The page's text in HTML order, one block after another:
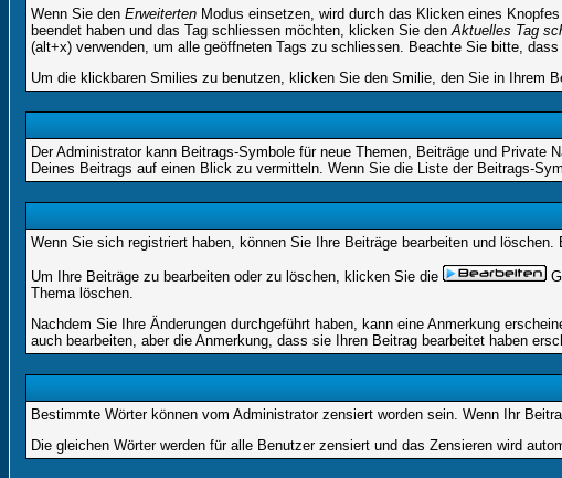
Wenn Sie den ErweitertenModus einsetzen, wird durch das Klicken eines
beendet haben und das Tag schliessen möchten, klicken Sie denAktuelles Tag
(alt+x) verwenden, um alle geöffneten Tags zu schliessen. Beachte Sie bitte,
Um die klickbaren Smilies zu benutzen, klicken Sie den Smilie, den Sie in Ihrem
Der Administrator kann Beitrags-Symbole für neue Themen, Beiträge und
Deines Beitrags auf einen Blick zu vermitteln. Wenn Sie die Liste der Beitrags-
Wenn Sie sich registriert haben, können Sie Ihre Beiträge bearbeiten und
Um Ihre Beiträge zu bearbeiten oder zu löschen, klicken Sie die
Thema löschen.
Nachdem Sie Ihre Änderungen durchgeführt haben, kann eine Anmerkung
auch bearbeiten, aber die Anmerkung, dass sie Ihren Beitrag bearbeitet haben
Bestimmte Wörter können vom Administrator zensiert worden sein. Wenn Ihr
Die gleichen Wörter werden für alle Benutzer zensiert und das Zensieren wird